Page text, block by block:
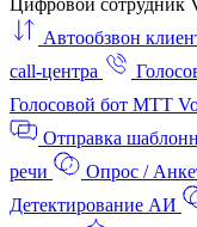
Цифровой сотрудник
Автообзвон
call-центра
Голосовой бот МТТ
Отправка
речи
Опрос /
Детектирование АИ